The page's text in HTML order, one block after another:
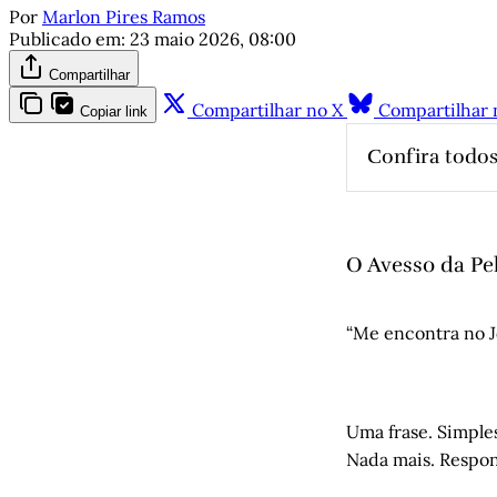
Por Marlon Pires Ramos
Publicado em: 23 maio 2026, 08:00
Compartilhar
Copiar link Compartilhar no X Compartilhar
Confira
Milton
Muito
Cordel
Tudo é
Rodrigo
Estado”,
O Avesso da
“Me encontra no
Uma frase.
Nada mais.